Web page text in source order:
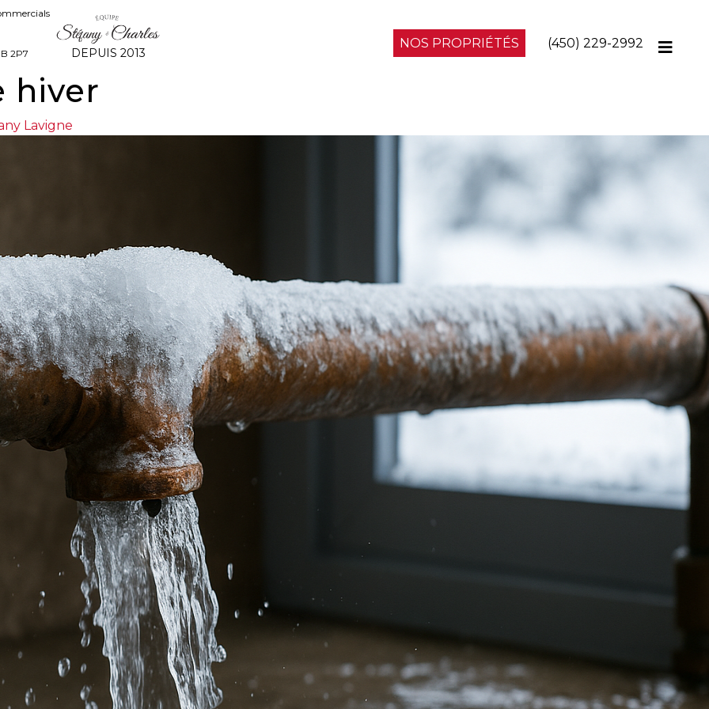
2P7 DEPUIS 2013
NOS PROPRIÉTÉS (450) 229-2992
hiver
Lavigne